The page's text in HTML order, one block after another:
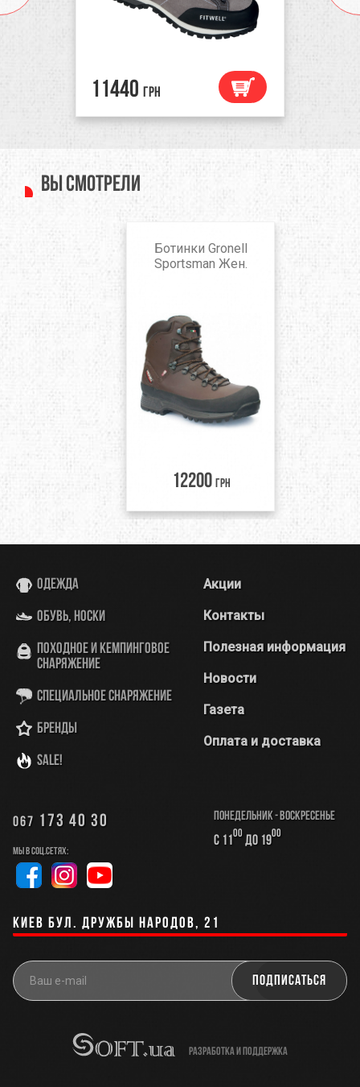
11440 грн
Вы смотрели
Ботинки Gronell
Sportsman Жен.
12200 грн
Одежда
Обувь, носки
Походное и кемпинговое
снаряжение
Специальное снаряжение
Бренды
SALE!
Акции
Контакты
Полезная информация
Новости
Газета
Оплата и доставка
067 173 40 30
Мы в соц.сетях:
Понедельник - Воскресенье
с 1100 до 1900
Киев бул. Дружбы Народов, 21
разработка и поддержка